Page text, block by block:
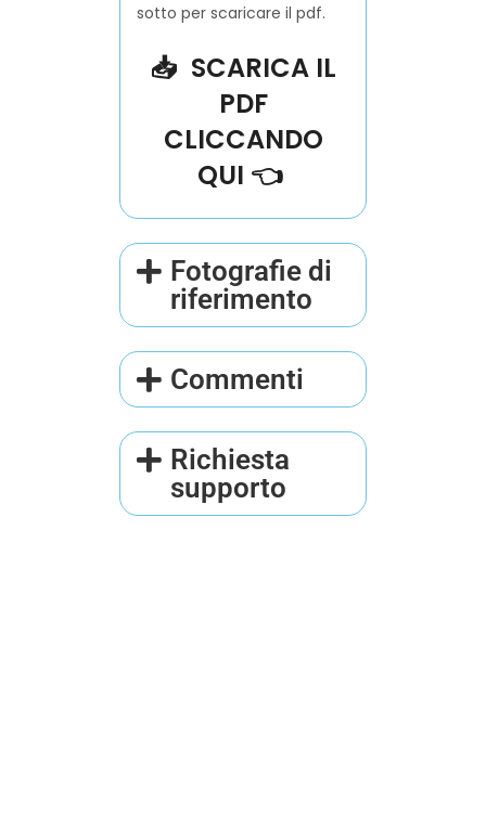
sotto per scaricare il pdf.
📥 SCARICA IL
PDF
CLICCANDO
QUI 👈
Fotografie di
riferimento
Commenti
Richiesta
supporto